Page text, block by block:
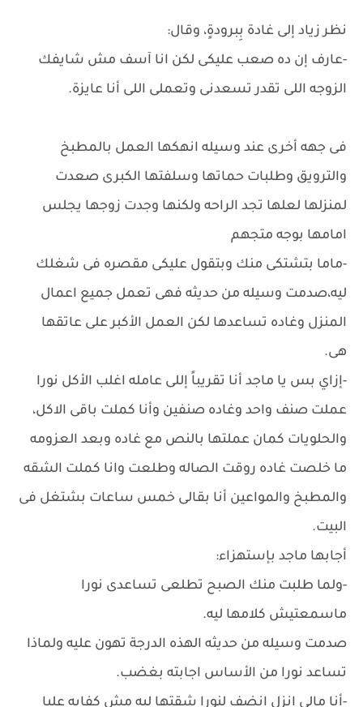
نظر زياد إلى غادة بِبرودةٍ، وقال:
-عارف إن ده صعب عليكى لكن انا آسف مش شايفك
الزوجه اللى تقدر تسعدنى وتعملى اللى أنا عايزة.
فى جهه أخرى عند وسيله انهكها العمل بالمطبخ
والترويق وطلبات حماتها وسلفتها الكبرى صعدت
لمنزلها لعلها تجد الراحه ولكنها وجدت زوجها يجلس
امامها بوجه متجهم
-ماما بتشتكى منك وبتقول عليكى مقصره فى شغلك
ليه،صدمت وسيله من حديثه فهى تعمل جميع اعمال
المنزل وغاده تساعدها لكن العمل الأكبر على عاتقها
هى.
-إزاي بس يا ماجد أنا تقريباً إللى عامله اغلب الأكل نورا
عملت صنف واحد وغاده صنفين وأنا كملت باقى الاكل،
والحلويات كمان عملتها بالنص مع غاده وبعد العزومه
ما خلصت غاده روقت الصاله وطلعت وانا كملت الشقه
والمطبخ والمواعين أنا بقالى خمس ساعات بشتغل فى
البيت.
أجابها ماجد بإستهزاء:
-ولما طلبت منك الصبح تطلعى تساعدى نورا
ماسمعتيش كلامها ليه.
صدمت وسيله من حديثه الهذه الدرجة تهون عليه ولماذا
تساعد نورا من الأساس اجابته بغضب.
-أنا مالى انزل انضف لنورا شقتها ليه مش كفايه عليا